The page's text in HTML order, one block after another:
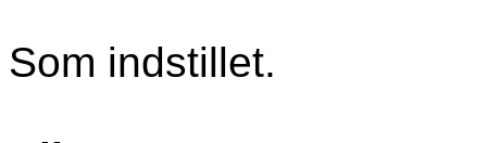
Som indstillet.